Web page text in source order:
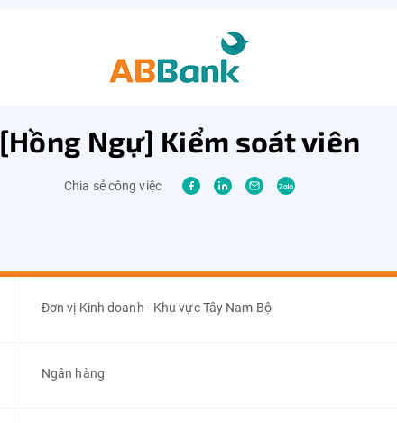
[Hồng Ngự] Kiểm soát viên
Chia sẻ công việc
Đơn vị Kinh doanh - Khu vực Tây Nam Bộ
Ngân hàng